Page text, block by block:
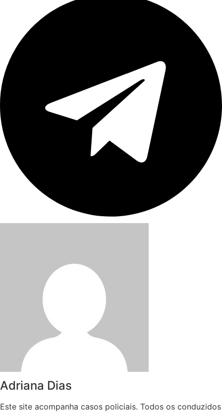
Adriana Dias
Este site acompanha casos policiais. Todos os conduzidos